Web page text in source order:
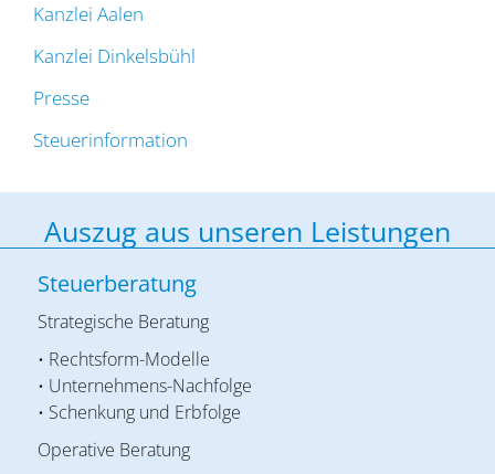
Kanzlei Aalen
Kanzlei Dinkelsbühl
Presse
Steuerinformation
Auszug aus unseren Leistungen
Steuerberatung
Strategische Beratung
• Rechtsform-Modelle
• Unternehmens-Nachfolge
• Schenkung und Erbfolge
Operative Beratung